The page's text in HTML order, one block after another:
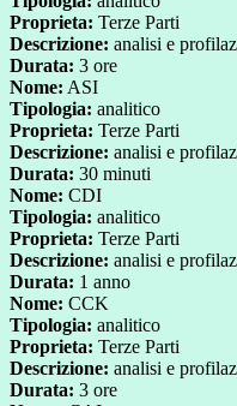
Proprieta: Terze Parti
Descrizione: analisi e
Durata: 3 ore
Nome: ASI
Tipologia: analitico
Proprieta: Terze Parti
Descrizione: analisi e
Durata: 30 minuti
Nome: CDI
Tipologia: analitico
Proprieta: Terze Parti
Descrizione: analisi e
Durata: 1 anno
Nome: CCK
Tipologia: analitico
Proprieta: Terze Parti
Descrizione: analisi e
Durata: 3 ore